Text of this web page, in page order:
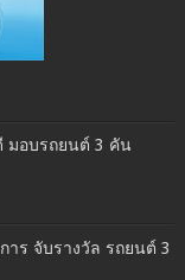
มอบรถยนต์ 3 คัน
าร จับรางวัล รถยนต์ 3